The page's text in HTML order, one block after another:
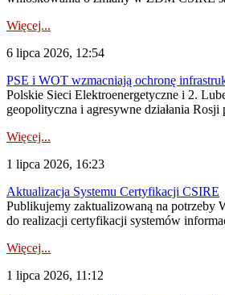
Więcej...
6 lipca 2026, 12:54
PSE i WOT wzmacniają ochronę
Polskie Sieci Elektroenergetyczne i 2.
geopolityczna i agresywne działania
Więcej...
1 lipca 2026, 16:23
Aktualizacja Systemu Certyfikacji CSIRE
Publikujemy zaktualizowaną na potrzeby
do realizacji certyfikacji systemów
Więcej...
1 lipca 2026, 11:12